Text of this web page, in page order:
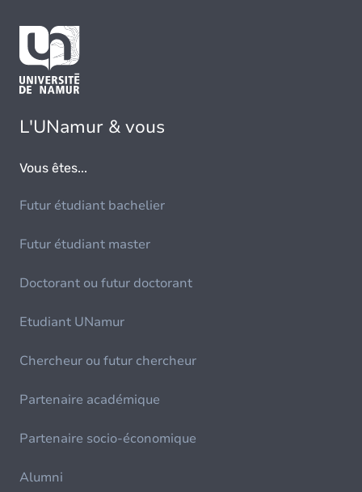
L'UNamur & vous
Vous êtes...
Futur étudiant bachelier
Futur étudiant master
Doctorant ou futur doctorant
Etudiant UNamur
Chercheur ou futur chercheur
Partenaire académique
Partenaire socio-économique
Alumni